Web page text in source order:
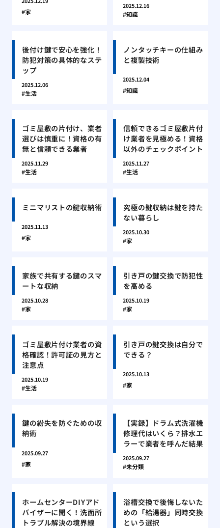
家
2025.12.16
知識
後付け鍵で安心を強化！
防犯対策の具体的なステ
ップ
2025.12.06
生活
ノンタッチキーの仕組み
と複製技術
2025.12.04
知識
ゴミ屋敷の片付け、業者
選びは慎重に！資格の有
無と信頼できる業者
2025.11.29
生活
信頼できるゴミ屋敷片付
け業者を見極める！資格
以外のチェックポイント
2025.11.27
生活
ミニマリストの鍵収納術
2025.11.13
家
究極の鍵収納は鍵を持た
ない暮らし
2025.10.30
家
家族で共有する鍵のスマ
ートな収納
2025.10.28
家
引き戸の鍵交換で防犯性
を高める
2025.10.19
家
ゴミ屋敷片付け業者の資
格確認！許可証の見方と
注意点
2025.10.19
生活
引き戸の鍵交換は自分で
できる？
2025.10.13
家
鍵の紛失を防ぐための収
納術
2025.09.27
家
【実録】ドラム式洗濯機
修理代はいくら？排水エ
ラーで業者を呼んだ結果
2025.09.27
未分類
ホームセンターDIYアド
バイザーに聞く！洗面所
トラブル解決の境界線
浴槽交換で後悔しないた
めの「給湯器」同時交換
という選択